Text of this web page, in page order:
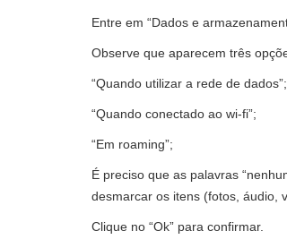
Entre em “Dados e
Observe que aparecem três
“Quando utilizar a rede de dados”;
“Quando conectado ao wi-fi”;
“Em roaming”;
É preciso que as palavras
desmarcar os itens (fotos, áudio,
Clique no “Ok” para confirmar.